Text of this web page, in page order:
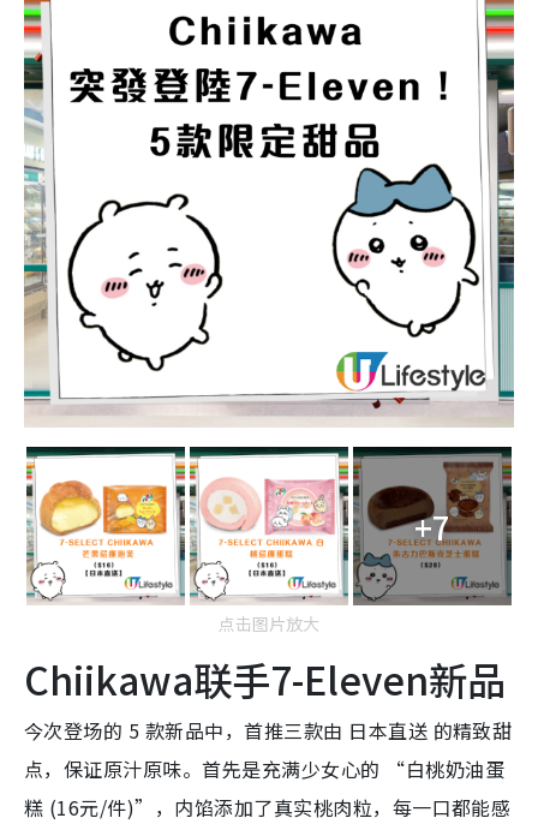
+7
点击图片放大
Chiikawa联手7-Eleven新品
今次登场的 5 款新品中，首推三款由 日本直送 的精致甜
点，保证原汁原味。首先是充满少女心的 “白桃奶油蛋
糕 (16元/件)”，内馅添加了真实桃肉粒，每一口都能感